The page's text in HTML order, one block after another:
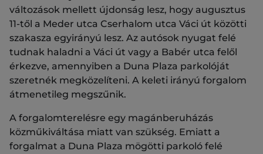
változások mellett újdonság lesz, hogy augusztus
11-től a Meder utca Cserhalom utca Váci út közötti
szakasza egyirányú lesz. Az autósok nyugat felé
tudnak haladni a Váci út vagy a Babér utca felől
érkezve, amennyiben a Duna Plaza parkolóját
szeretnék megközelíteni. A keleti irányú forgalom
átmenetileg megszűnik.
A forgalomterelésre egy magánberuházás
közműkiváltása miatt van szükség. Emiatt a
forgalmat a Duna Plaza mögötti parkoló felé